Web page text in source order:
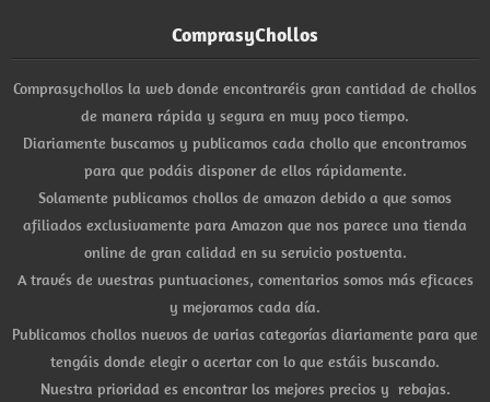
ComprasyChollos
Comprasychollos la web donde encontraréis gran cantidad de chollos
de manera rápida y segura en muy poco tiempo.
Diariamente buscamos y publicamos cada chollo que encontramos
para que podáis disponer de ellos rápidamente.
Solamente publicamos chollos de amazon debido a que somos
afiliados exclusivamente para Amazon que nos parece una tienda
online de gran calidad en su servicio postventa.
A través de vuestras puntuaciones, comentarios somos más eficaces
y mejoramos cada día.
Publicamos chollos nuevos de varias categorías diariamente para que
tengáis donde elegir o acertar con lo que estáis buscando.
Nuestra prioridad es encontrar los mejores precios y rebajas.